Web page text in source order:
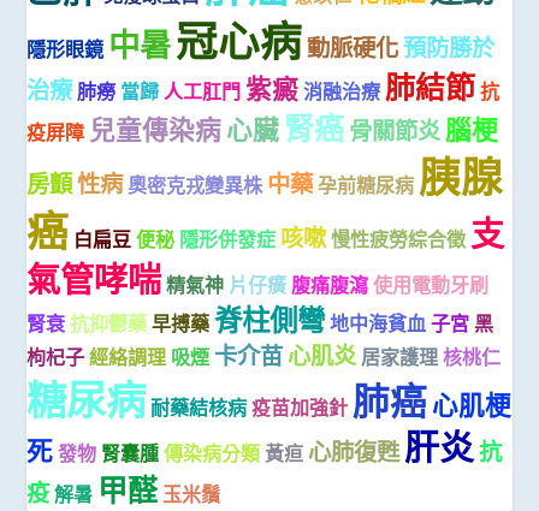
隱形眼鏡 中暑冠心病動脈硬化預防勝於
治療肺癆 當歸 人工肛門 紫癜 消融治療 肺結節 抗
疫屏障 兒童傳染病心臟 腎癌骨關節炎腦梗
房顫性病 奧密克戎變異株 中藥 孕前糖尿病 胰腺
癌 白扁豆 便秘 隱形併發症 咳嗽慢性疲勞綜合徵 支
氣管哮喘精氣神 片仔癀 腹痛腹瀉 使用電動牙刷
腎衰 抗抑鬱藥 早搏藥 脊柱側彎地中海貧血 子宮 黑
枸杞子 經絡調理 吸煙 卡介苗心肌炎 居家護理 核桃仁
糖尿病耐藥結核病 疫苗加強針 肺癌心肌梗
死 發物 腎囊腫 傳染病分類 黃疸 心肺復甦肝炎抗
疫解暑 甲醛 玉米鬚